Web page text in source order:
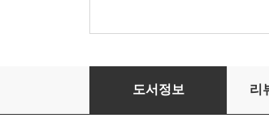
이나모리 가즈오의 교세라 필
도서정보 리